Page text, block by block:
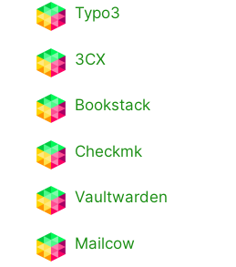
Typo3
3CX
Bookstack
Checkmk
Vaultwarden
Mailcow